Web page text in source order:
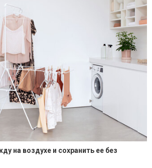
на воздухе и сохранить ее без